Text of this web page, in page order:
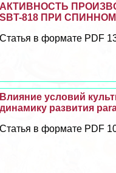
АКТИВНОСТЬ
SBT-818 ПРИ
Статья в формате PDF
Влияние условий
динамику развития
Статья в формате PDF